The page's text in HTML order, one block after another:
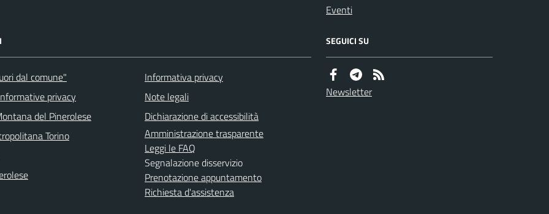
Eventi
dal comune"
privacy
del Pinerolese
Torino
Informativa privacy
Note legali
Dichiarazione di accessibilità
Amministrazione trasparente
Leggi le FAQ
Segnalazione disservizio
Prenotazione appuntamento
Richiesta d'assistenza
SEGUICI SU
Newsletter